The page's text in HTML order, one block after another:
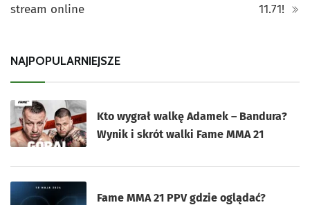
stream online 11.71!
NAJPOPULARNIEJSZE
Kto wygrał walkę Adamek – Bandura?
Wynik i skrót walki Fame MMA 21
Fame MMA 21 PPV gdzie oglądać?